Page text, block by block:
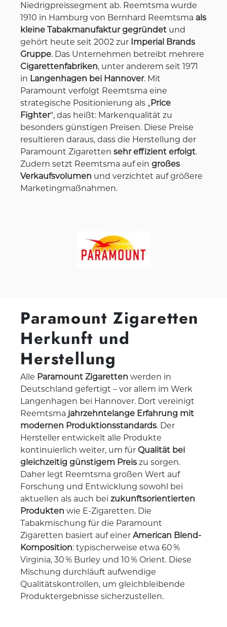
Niedrigpreissegment ab. Reemtsma wurde
1910 in Hamburg von Bernhard Reemtsma als
kleine Tabakmanufaktur gegründet und
gehört heute seit 2002 zur Imperial Brands
Gruppe. Das Unternehmen betreibt mehrere
Cigarettenfabriken, unter anderem seit 1971
in Langenhagen bei Hannover. Mit
Paramount verfolgt Reemtsma eine
strategische Positionierung als „Price
Fighter“, das heißt: Markenqualität zu
besonders günstigen Preisen. Diese Preise
resultieren daraus, dass die Herstellung der
Paramount Zigaretten sehr effizient erfolgt.
Zudem setzt Reemtsma auf ein großes
Verkaufsvolumen und verzichtet auf größere
Marketingmaßnahmen.
Paramount Zigaretten
Herkunft und
Herstellung
Alle Paramount Zigaretten werden in
Deutschland gefertigt – vor allem im Werk
Langenhagen bei Hannover. Dort vereinigt
Reemtsma jahrzehntelange Erfahrung mit
modernen Produktionsstandards. Der
Hersteller entwickelt alle Produkte
kontinuierlich weiter, um für Qualität bei
gleichzeitig günstigem Preis zu sorgen.
Daher legt Reemtsma großen Wert auf
Forschung und Entwicklung sowohl bei
aktuellen als auch bei zukunftsorientierten
Produkten wie E-Zigaretten. Die
Tabakmischung für die Paramount
Zigaretten basiert auf einer American Blend-
Komposition: typischerweise etwa 60 %
Virginia, 30 % Burley und 10 % Orient. Diese
Mischung durchläuft aufwendige
Qualitätskontrollen, um gleichbleibende
Produktergebnisse sicherzustellen.